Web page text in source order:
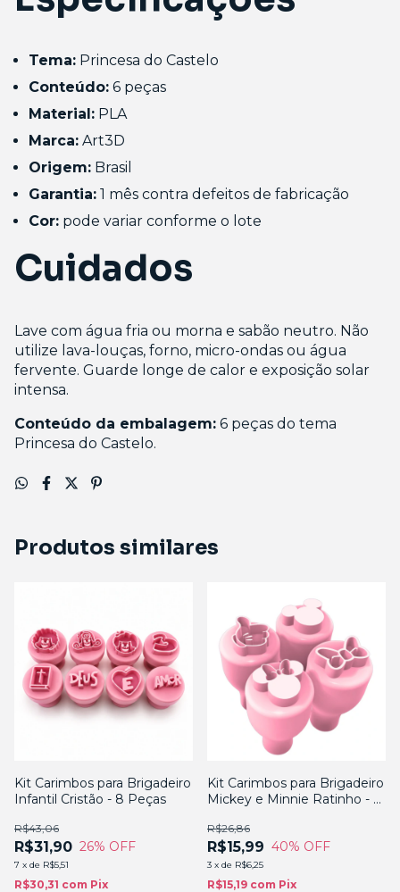
Tema: Princesa do Castelo
Conteúdo: 6 peças
Material: PLA
Marca: Art3D
Origem: Brasil
Garantia: 1 mês contra defeitos de fabricação
Cor: pode variar conforme o lote
Cuidados
Lave com água fria ou morna e sabão neutro. Não
utilize lava-louças, forno, micro-ondas ou água
fervente. Guarde longe de calor e exposição solar
intensa.
Conteúdo da embalagem: 6 peças do tema
Princesa do Castelo.
Produtos similares
Kit Carimbos para Brigadeiro
Infantil Cristão - 8 Peças
R$31,90
R$43,06
26% OFF
7 x de R$5,51
R$30,31 com Pix
Kit Carimbos para Brigadeiro
Mickey e Minnie Ratinho - 4
R$15,99
R$26,86
40% OFF
3 x de R$6,25
R$15,19 com Pix